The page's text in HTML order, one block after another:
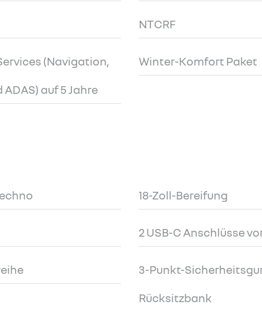
NTCRF
(Navigation,
auf 5 Jahre
Winter-Komfort Paket
18-Zoll-Bereifung
2 USB-C Anschlüsse
3-Punkt-
Rücksitzbank